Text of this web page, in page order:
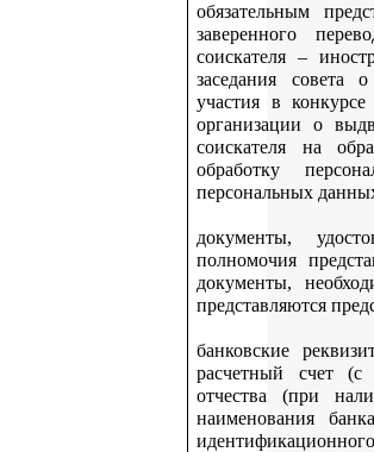
обязательным
заверенного
соискателя –
заседания совета
участия в
организации о
соискателя на
обработку
персональных
документы,
полномочия
документы,
представляются
банковские
расчетный счет (с
отчества (при
наименования